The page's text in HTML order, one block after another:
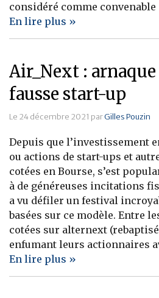
considéré comme convenable
En lire plus »
Air_Next : arnaque
fausse start-up
Le 24 décembre 2021 parGilles Pouzin
Depuis que l’investissement
ou actions de start-ups et
cotées en Bourse, s’est
à de généreuses incitations
a vu défiler un festival
basées sur ce modèle. Entre
cotées sur alternext
enfumant leurs actionnaires
En lire plus »